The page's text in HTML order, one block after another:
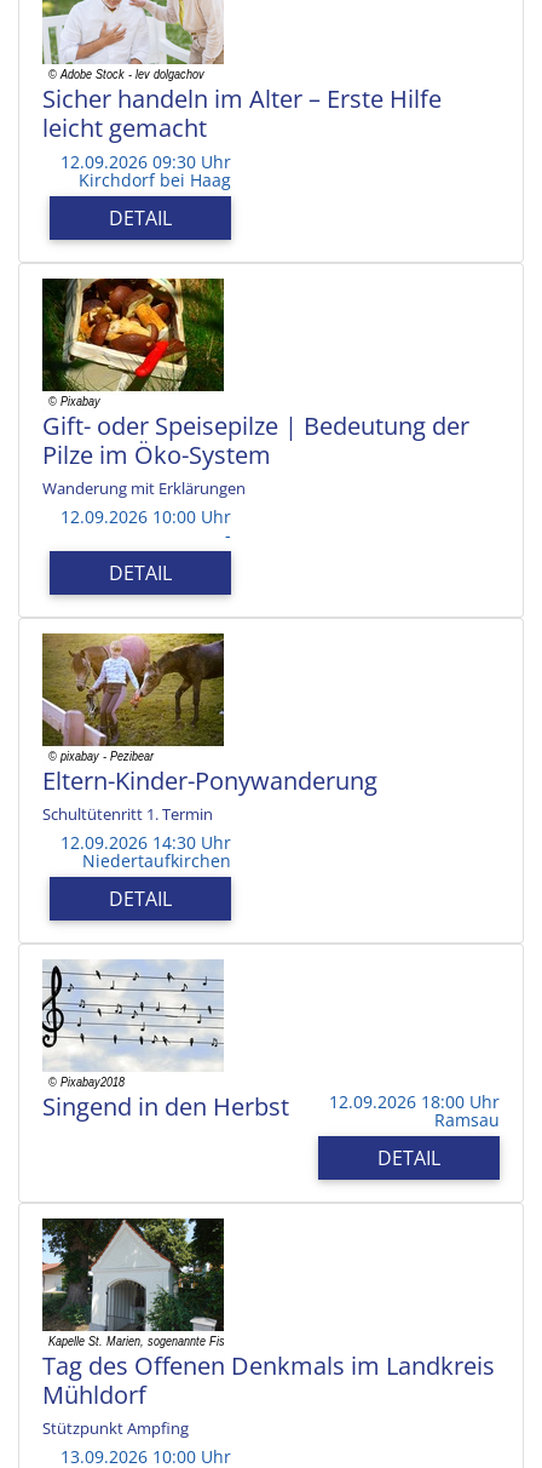
Sicher handeln im Alter – Erste Hilfe
leicht gemacht
12.09.2026 09:30 Uhr
Kirchdorf bei Haag
DETAIL
Gift- oder Speisepilze | Bedeutung der
Pilze im Öko-System
Wanderung mit Erklärungen
12.09.2026 10:00 Uhr
-
DETAIL
Eltern-Kinder-Ponywanderung
Schultütenritt 1. Termin
12.09.2026 14:30 Uhr
Niedertaufkirchen
DETAIL
Singend in den Herbst 12.09.2026 18:00 Uhr
Ramsau
DETAIL
Tag des Offenen Denkmals im Landkreis
Mühldorf
Stützpunkt Ampfing
13.09.2026 10:00 Uhr